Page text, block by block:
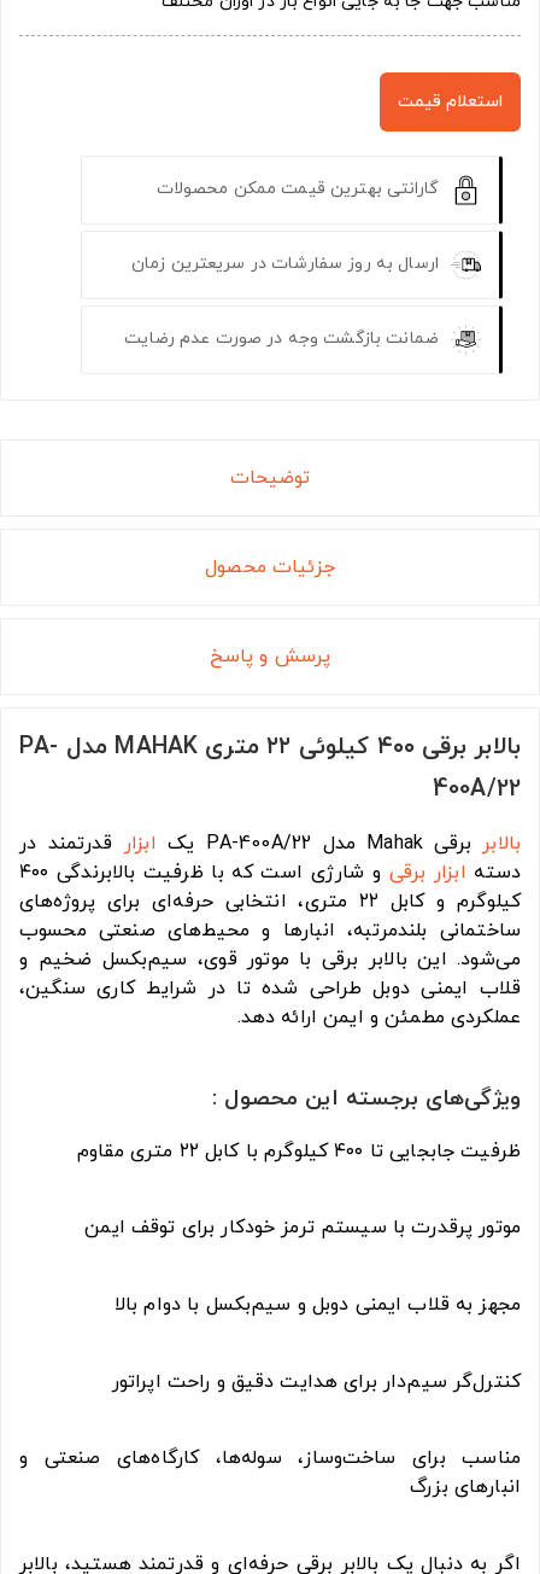
استعلام قیمت
گارانتی بهترین قیمت ممکن محصولات
ارسال به روز سفارشات در سریعترین زمان
ضمانت بازگشت وجه در صورت عدم رضایت
توضیحات
جزئیات محصول
پرسش و پاسخ
بالابر برقی ۴۰۰ کیلوئی ۲۲ متری MAHAK مدل PA-
400A/22
بالابر برقی Mahak مدل PA-400A/22 یک ابزار
قدرتمند در
دسته ابزار برقی
و شارژی است که با ظرفیت بالابرندگی ۴۰۰
کیلوگرم و کابل ۲۲ متری، انتخابی حرفه‌ای برای پروژه‌های
ساختمانی بلندمرتبه، انبارها و محیط‌های صنعتی محسوب
می‌شود. این بالابر برقی با موتور قوی، سیم‌بکسل ضخیم و
قلاب ایمنی دوبل طراحی شده تا در شرایط کاری سنگین،
عملکردی مطمئن و ایمن ارائه دهد.
ویژگی‌های برجسته این محصول :
ظرفیت جابجایی تا ۴۰۰ کیلوگرم با کابل ۲۲ متری مقاوم
موتور پرقدرت با سیستم ترمز خودکار برای توقف ایمن
مجهز به قلاب ایمنی دوبل و سیم‌بکسل با دوام بالا
کنترل‌گر سیم‌دار برای هدایت دقیق و راحت اپراتور
مناسب برای ساخت‌وساز، سوله‌ها، کارگاه‌های صنعتی و
انبارهای بزرگ
اگر به دنبال یک بالابر برقی حرفه‌ای و قدرتمند هستید، بالابر